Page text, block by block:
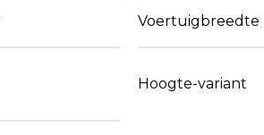
Voertuigbreedte
Hoogte-variant